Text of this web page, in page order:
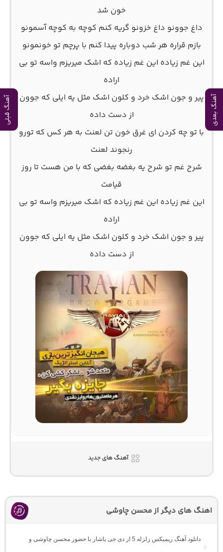
آهنگ بعدی آهنگ قبلی
خون شد
داغ جوونو داغ خزونو گریه کنم کوچه به کوچه آسمونو
بازم قراره هر شب دوباره پیدا کنم با پرچم تو خونمونو
این غم زیاده این غم زیاده که اشک میریزم واسه تو بی
اراده
پیر و جون اشک خرد و کلون اشک مثل یه ایلی که جوون
از دست داده
با تو چه کردن ای غرق خون تن لعنت به هر کس که تورو
رنجوند لعنت
شرح غم تو شرح یه بغضه بغضی که با من هست تا روز
قیامت
این غم زیاده این غم زیاده که اشک میریزم واسه تو بی
اراده
پیر و جون اشک خرد و کلون اشک مثل یه ایلی که جوون
از دست داده
آهنگ های جدید
اهنگ های دیگر از محسن چاوشی
دانلود آهنگ ریمیکس زلزله 5 از دی جی یاشار با حضور محسن چاوشی و